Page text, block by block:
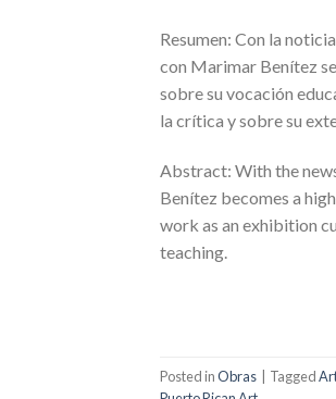
Resumen: Con la
con Marimar Benítez
sobre su vocación
la crítica y sobre su
Abstract: With the
Benítez becomes a
work as an exhibition
teaching.
Posted inObras Tagged